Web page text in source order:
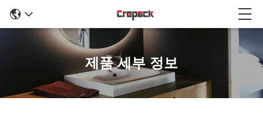
제품 세부 정보